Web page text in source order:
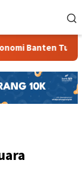
Banten Turun